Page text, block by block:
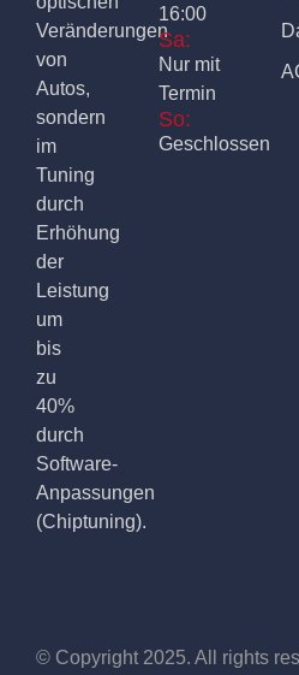
Veränderungen
von
Autos,
sondern
im
Tuning
durch
Erhöhung
der
Leistung
um
bis
zu
40%
durch
Software-
Anpassungen
(Chiptuning).
16:00
Sa:
Nur mit
Termin
So:
Geschlossen
© Copyright 2025. All rights